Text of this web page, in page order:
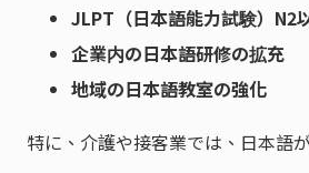
JLPT（日本語能力試験）N2
企業内の日本語研修の拡充
地域の日本語教室の強化
特に、介護や接客業では、日本語